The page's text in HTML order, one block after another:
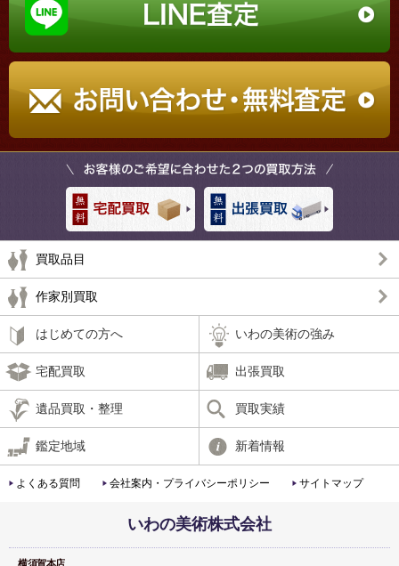
買取品目
作家別買取
はじめての方へ いわの美術の強み
宅配買取 出張買取
遺品買取・整理 買取実績
鑑定地域 新着情報
よくある質問 会社案内・プライバシーポリシー サイトマップ
いわの美術株式会社
横須賀本店